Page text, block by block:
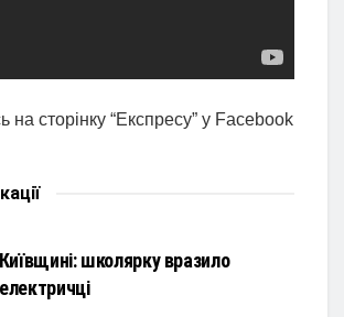
на сторінку “Експресу” у Facebook
школярку вразило